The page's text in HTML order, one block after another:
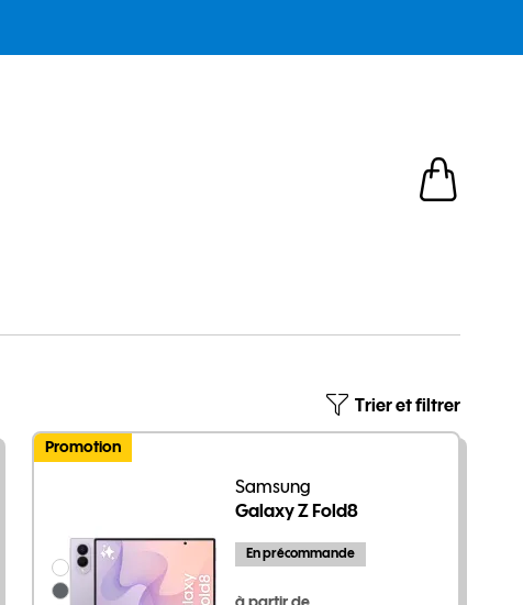
articles
Trier et filtrer
Promotion
Groupe de couleurs disponibles non sélectionnables
Samsung
Galaxy Z Fold8
En précommande
1849 euros au lieu de 1999 euros
à partir de